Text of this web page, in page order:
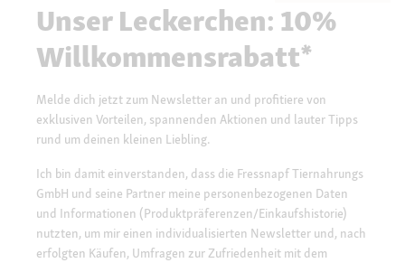
Unser Leckerchen: 10%
Willkommensrabatt*
Melde dich jetzt zum Newsletter an und profitiere von
exklusiven Vorteilen, spannenden Aktionen und lauter Tipps
rund um deinen kleinen Liebling.
Ich bin damit einverstanden, dass die Fressnapf Tiernahrungs
GmbH und seine Partner meine personenbezogenen Daten
und Informationen (Produktpräferenzen/Einkaufshistorie)
nutzten, um mir einen individualisierten Newsletter und, nach
erfolgten Käufen, Umfragen zur Zufriedenheit mit dem